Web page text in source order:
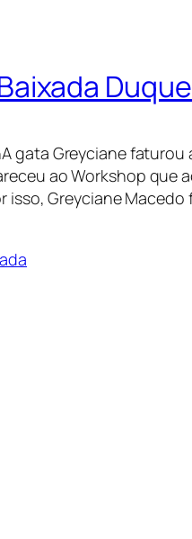
A gata Greyciane faturou
ao Workshop que
Greyciane